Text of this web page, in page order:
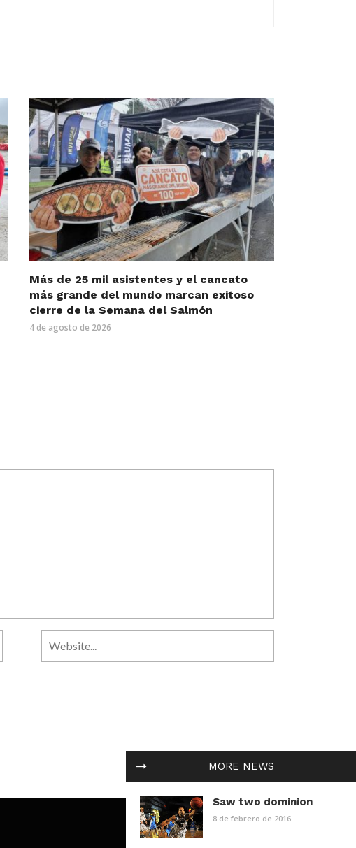
Más de 25 mil asistentes y el cancato
más grande del mundo marcan exitoso
cierre de la Semana del Salmón
4 de agosto de 2026
MORE NEWS
Saw two dominion
8 de febrero de 2016